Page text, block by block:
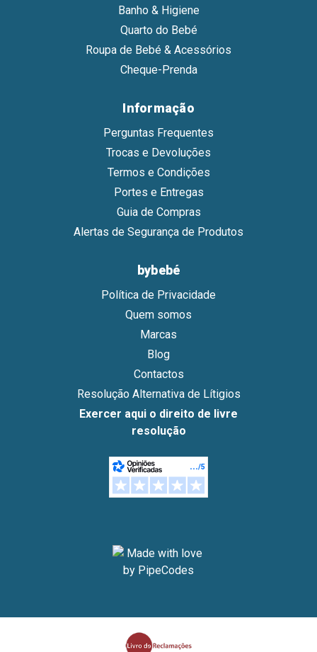
Banho & Higiene
Quarto do Bebé
Roupa de Bebé & Acessórios
Cheque-Prenda
Informação
Perguntas Frequentes
Trocas e Devoluções
Termos e Condições
Portes e Entregas
Guia de Compras
Alertas de Segurança de Produtos
bybebé
Política de Privacidade
Quem somos
Marcas
Blog
Contactos
Resolução Alternativa de Lítigios
Exercer aqui o direito de livre
resolução